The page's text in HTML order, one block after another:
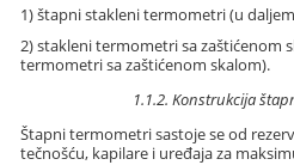
1) štapni stakleni termometri (u
2) stakleni termometri sa zaštićenom
termometri sa zaštićenom skalom).
1.1.2. Konstrukcija
Štapni termometri sastoje se od
tečnošću, kapilare i uređaja za